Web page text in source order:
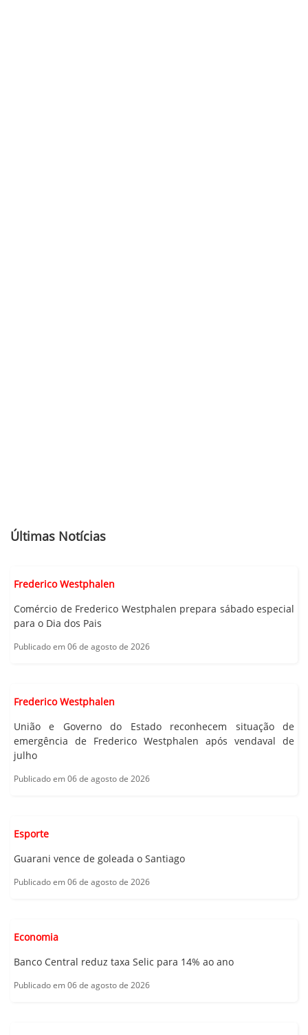
Últimas Notícias
Frederico Westphalen
Comércio de Frederico Westphalen prepara sábado especial
para o Dia dos Pais
Publicado em 06 de agosto de 2026
Frederico Westphalen
União e Governo do Estado reconhecem situação de
emergência de Frederico Westphalen após vendaval de
julho
Publicado em 06 de agosto de 2026
Esporte
Guarani vence de goleada o Santiago
Publicado em 06 de agosto de 2026
Economia
Banco Central reduz taxa Selic para 14% ao ano
Publicado em 06 de agosto de 2026